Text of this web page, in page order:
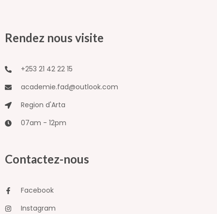
Rendez nous visite
+253 21 42 22 15
academie.fad@outlook.com
Region d'Arta
07am - 12pm
Contactez-nous
Facebook
Instagram